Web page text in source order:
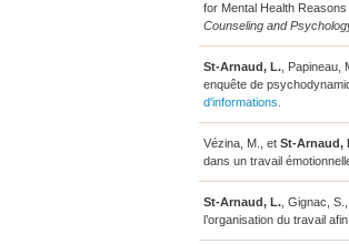
for Mental Health
Counseling and
St-Arnaud, L., Papineau,
enquête de
d'informations.
Vézina, M., et St-Arnaud,
dans un travail
St-Arnaud, L., Gignac,
l’organisation du travail